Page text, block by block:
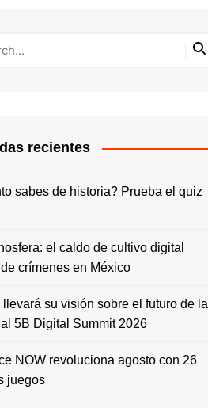
recientes
sabes de historia? Prueba el quiz
el caldo de cultivo digital
crímenes en México
su visión sobre el futuro de la
5B Digital Summit 2026
NOW revoluciona agosto con 26
juegos